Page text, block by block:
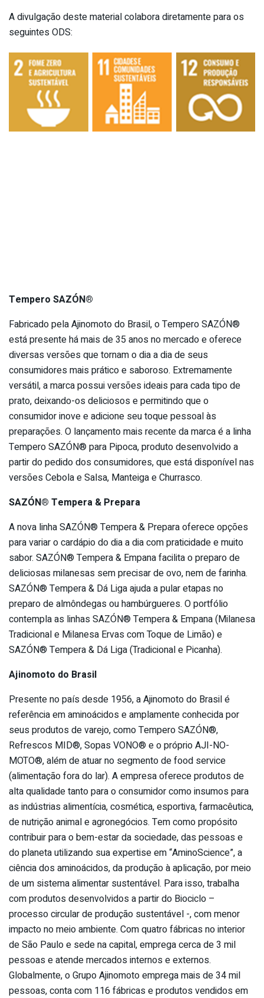
A divulgação deste material colabora diretamente para os
seguintes ODS:
Tempero SAZÓN®
Fabricado pela Ajinomoto do Brasil, o Tempero SAZÓN®
está presente há mais de 35 anos no mercado e oferece
diversas versões que tornam o dia a dia de seus
consumidores mais prático e saboroso. Extremamente
versátil, a marca possui versões ideais para cada tipo de
prato, deixando-os deliciosos e permitindo que o
consumidor inove e adicione seu toque pessoal às
preparações. O lançamento mais recente da marca é a linha
Tempero SAZÓN® para Pipoca, produto desenvolvido a
partir do pedido dos consumidores, que está disponível nas
versões Cebola e Salsa, Manteiga e Churrasco.
SAZÓN® Tempera & Prepara
A nova linha SAZÓN® Tempera & Prepara oferece opções
para variar o cardápio do dia a dia com praticidade e muito
sabor. SAZÓN® Tempera & Empana facilita o preparo de
deliciosas milanesas sem precisar de ovo, nem de farinha.
SAZÓN® Tempera & Dá Liga ajuda a pular etapas no
preparo de almôndegas ou hambúrgueres. O portfólio
contempla as linhas SAZÓN® Tempera & Empana (Milanesa
Tradicional e Milanesa Ervas com Toque de Limão) e
SAZÓN® Tempera & Dá Liga (Tradicional e Picanha).
Ajinomoto do Brasil
Presente no país desde 1956, a Ajinomoto do Brasil é
referência em aminoácidos e amplamente conhecida por
seus produtos de varejo, como Tempero SAZÓN®,
Refrescos MID®, Sopas VONO® e o próprio AJI-NO-
MOTO®, além de atuar no segmento de food service
(alimentação fora do lar). A empresa oferece produtos de
alta qualidade tanto para o consumidor como insumos para
as indústrias alimentícia, cosmética, esportiva, farmacêutica,
de nutrição animal e agronegócios. Tem como propósito
contribuir para o bem-estar da sociedade, das pessoas e
do planeta utilizando sua expertise em “AminoScience”, a
ciência dos aminoácidos, da produção à aplicação, por meio
de um sistema alimentar sustentável. Para isso, trabalha
com produtos desenvolvidos a partir do Biociclo –
processo circular de produção sustentável -, com menor
impacto no meio ambiente. Com quatro fábricas no interior
de São Paulo e sede na capital, emprega cerca de 3 mil
pessoas e atende mercados internos e externos.
Globalmente, o Grupo Ajinomoto emprega mais de 34 mil
pessoas, conta com 116 fábricas e produtos vendidos em